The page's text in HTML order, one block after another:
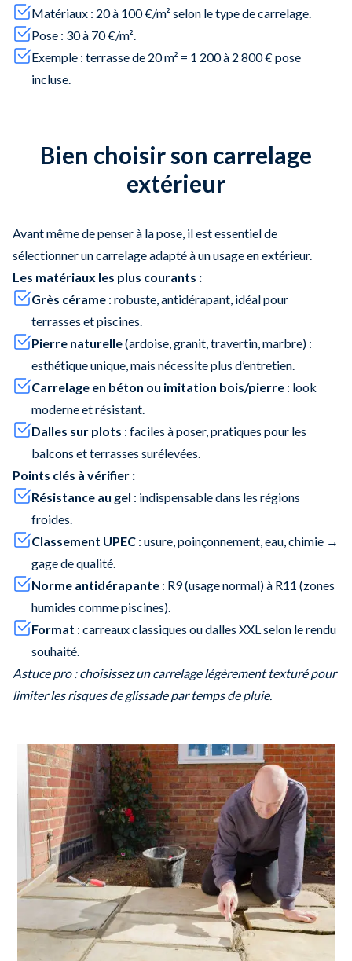
Matériaux : 20 à 100 €/m² selon le type de carrelage.
Pose : 30 à 70 €/m².
Exemple : terrasse de 20 m² = 1 200 à 2 800 € pose
incluse.
Bien choisir son carrelage
extérieur
Avant même de penser à la pose, il est essentiel de
sélectionner un carrelage adapté à un usage en extérieur.
Les matériaux les plus courants :
Grès cérame : robuste, antidérapant, idéal pour
terrasses et piscines.
Pierre naturelle(ardoise, granit, travertin, marbre) :
esthétique unique, mais nécessite plus d’entretien.
Carrelage en béton ou imitation bois/pierre : look
moderne et résistant.
Dalles sur plots : faciles à poser, pratiques pour les
balcons et terrasses surélevées.
Points clés à vérifier :
Résistance au gel : indispensable dans les régions
froides.
Classement UPEC : usure, poinçonnement, eau, chimie →
gage de qualité.
Norme antidérapante : R9 (usage normal) à R11 (zones
humides comme piscines).
Format : carreaux classiques ou dalles XXL selon le rendu
souhaité.
Astuce pro : choisissez un carrelage légèrement texturé pour
limiter les risques de glissade par temps de pluie.